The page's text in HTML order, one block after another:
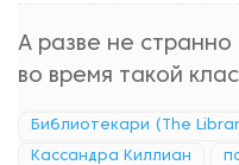
А разве не
во время такой
Библиотекари (The
Кассандра Киллиан